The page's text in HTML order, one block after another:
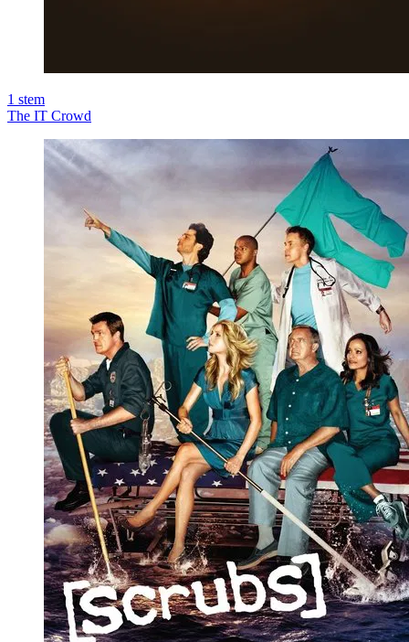
1 stem
The IT Crowd